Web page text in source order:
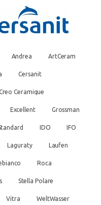
Andrea ArtCeram
Cersanit
Ceramique
Excellent Grossman
IDO IFO
Laguraty Laufen
Roca
Stella Polare
Vitra WeltWasser